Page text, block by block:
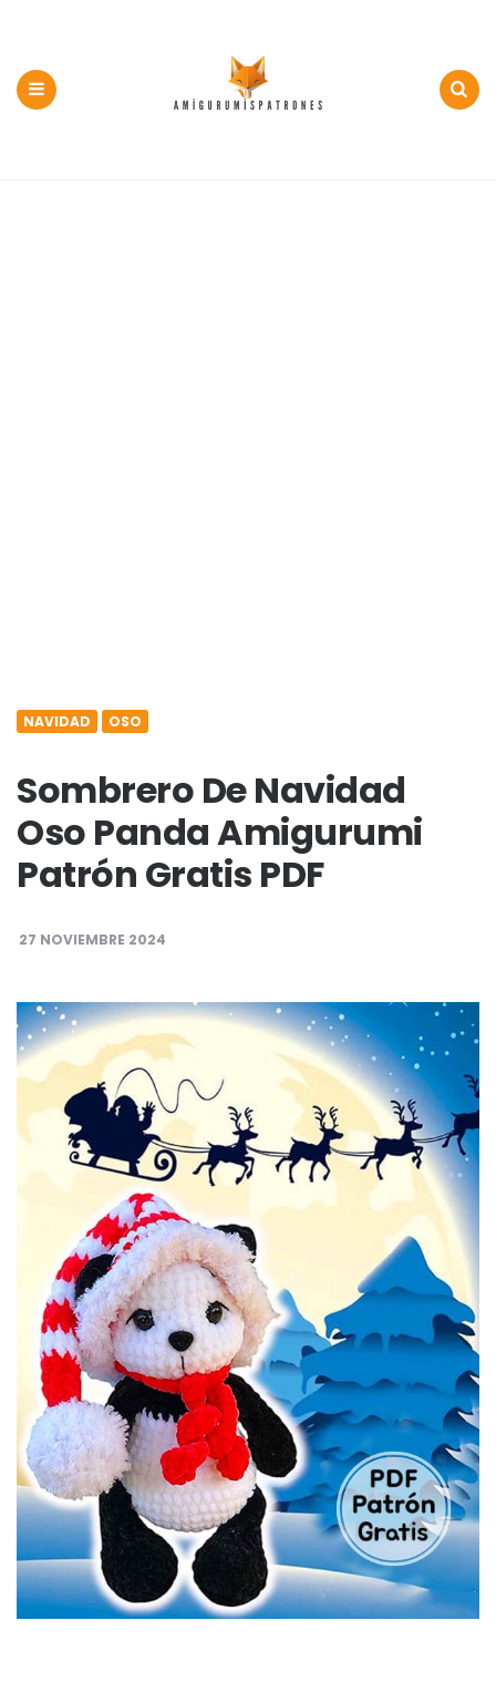
NAVIDAD OSO
Sombrero De Navidad
Oso Panda Amigurumi
Patrón Gratis​ PDF
27 NOVIEMBRE 2024